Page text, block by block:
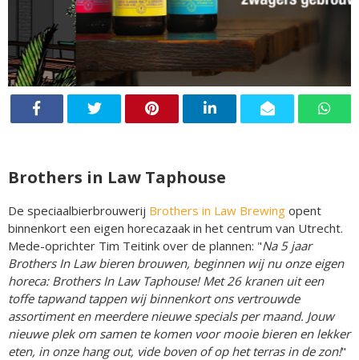
Brothers in Law Taphouse
De speciaalbierbrouwerij Brothers in Law Brewing opent
binnenkort een eigen horecazaak in het centrum van Utrecht.
Mede-oprichter Tim Teitink over de plannen: "Na 5 jaar
Brothers In Law bieren brouwen, beginnen wij nu onze eigen
horeca: Brothers In Law Taphouse! Met 26 kranen uit een
toffe tapwand tappen wij binnenkort ons vertrouwde
assortiment en meerdere nieuwe specials per maand. Jouw
nieuwe plek om samen te komen voor mooie bieren en lekker
eten, in onze hang out, vide boven of op het terras in de zon!"